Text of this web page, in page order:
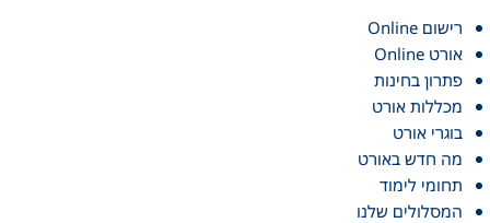
רישום Online
אורט Online
פתרון בחינות
מכללות אורט
בוגרי אורט
מה חדש באורט
תחומי לימוד
המסלולים שלנו